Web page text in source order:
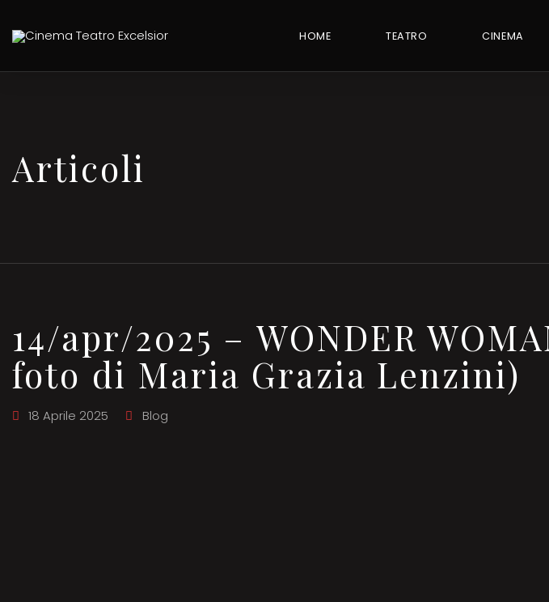
HOME TEATRO CINEMA
Articoli
14/apr/2025 – WONDER
foto di Maria Grazia Lenzini)
18 Aprile 2025 Blog